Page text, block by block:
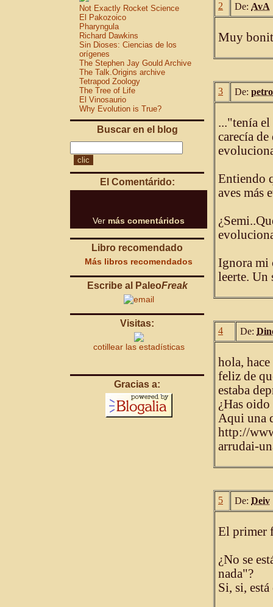
Not Exactly Rocket Science
El Pakozoico
Pharyngula
Richard Dawkins
Sin Dioses: Ciencias de los
orígenes
The Stephen Jay Gould Archive
The Talk.Origins archive
Tetrapod Zoology
The Tree of Life
El Vinosaurio
Why Evolution is True?
Buscar en el blog
El Comentárido:
Ver más comentáridos
Libro recomendado
Más libros recomendados
Escribe al PaleoFreak
Visitas:
cotillear las estadísticas
Gracias a:
2 De: AvA
Muy
3 De:
..."tenía el
carecía de
Entiendo
aves más
Ignora mi
leerte. Un
4 De:
hola,
feliz de
estaba
¿Has
Aqui una
http://
arrudai-
5 De: Deiv
El primer
¿No se
nada"?
Si, si,